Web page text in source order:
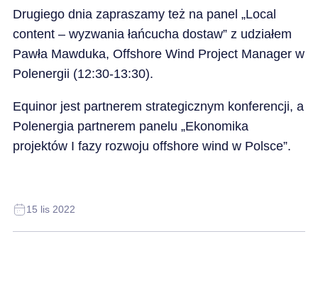
Drugiego dnia zapraszamy też na panel „Local
content – wyzwania łańcucha dostaw” z udziałem
Pawła Mawduka, Offshore Wind Project Manager w
Polenergii (12:30-13:30).
Equinor jest partnerem strategicznym konferencji, a
Polenergia partnerem panelu „Ekonomika
projektów I fazy rozwoju offshore wind w Polsce”.
15 lis 2022